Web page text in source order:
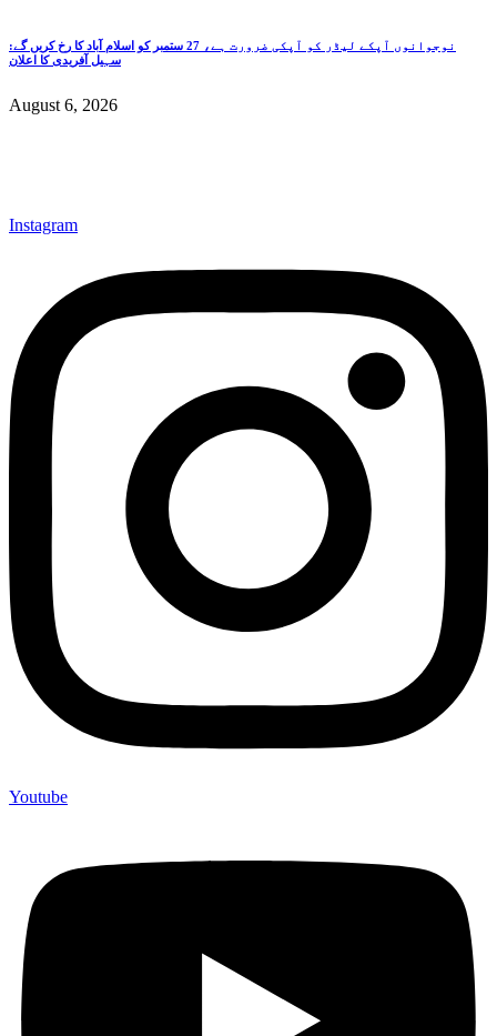
نوجوانوں آپکے لیڈر کو آپکی ضرورت ہے، 27 ستمبر کو اسلام آباد کا رخ کریں گے:
سہیل آفریدی کا اعلان
August 6, 2026
Instagram
Youtube